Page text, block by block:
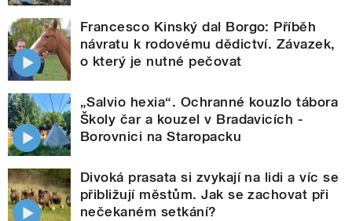
Francesco Kinský dal Borgo: Příběh
návratu k rodovému dědictví. Závazek,
o který je nutné pečovat
„Salvio hexia“. Ochranné kouzlo tábora
Školy čar a kouzel v Bradavicích -
Borovnici na Staropacku
Divoká prasata si zvykají na lidi a víc se
přibližují městům. Jak se zachovat při
nečekaném setkání?